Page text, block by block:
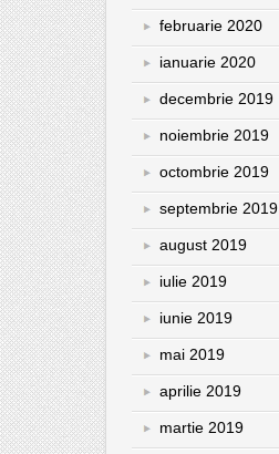
februarie 2020
ianuarie 2020
decembrie 2019
noiembrie 2019
octombrie 2019
septembrie 2019
august 2019
iulie 2019
iunie 2019
mai 2019
aprilie 2019
martie 2019